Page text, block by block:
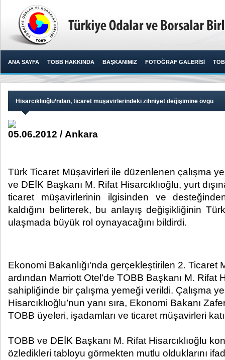
ANA SAYFA TOBB HAKKINDA BAŞKANIMIZ FOTOĞRAF GALERİSİ
Hisarcıklıoğlu’ndan, ticaret müşavirlerindeki zihniyet değişimine övgü
05.06.2012 / Ankara
Türk Ticaret Müşavirleri ile düzenlenen çalışma
ve DEİK Başkanı M. Rifat Hisarcıklıoğlu, yurt
ticaret müşavirlerinin ilgisinden ve
kaldığını belirterek, bu anlayış değişikliğinin
ulaşmada büyük rol oynayacağını bildirdi.​ ​
Ekonomi Bakanlığı'nda gerçekleştirilen 2. Ticaret
ardından Marriott Otel'de TOBB Başkanı M. Rifat
sahipliğinde bir çalışma yemeği verildi. Çalışma
Hisarcıklıoğlu’nun yanı sıra, Ekonomi Bakanı
TOBB üyeleri, işadamları ve ticaret müşavirleri
TOBB ve DEİK Başkanı M. Rifat Hisarcıklıoğlu
özledikleri tabloyu görmekten mutlu olduklarını